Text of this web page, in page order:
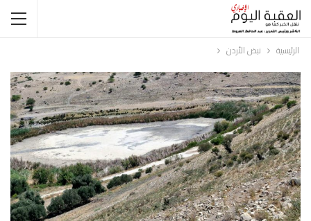
الرئيسية نبض الأردن